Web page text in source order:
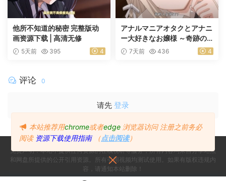
他所不知道的秘密 完整版动
画资源下载 | 高清无修
5天前 395 4
アナルマニアオタクとアナニ
ー大好きなお嬢様 ～奇跡の
マッチング～ 前編
7天前 436 4
评论 0
请先 登录
免责声明：本站不提供任何资源的在线视听等服务，所有内容均来自分享站点
和网盘所提供的公开引用资源。所有引用视频均测试使用。如果有版权违规内
容，请通知本站删除！
本站推荐用chrome或者edge 浏览器访问 注册之前务必
阅读 资源下载使用指南 （点击阅读）